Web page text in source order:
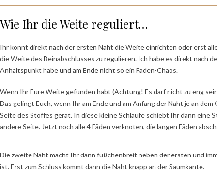
Wie Ihr die Weite reguliert…
Ihr könnt direkt nach der ersten Naht die Weite einrichten oder erst
die Weite des Beinabschlusses zu regulieren. Ich habe es direkt nach
Anhaltspunkt habe und am Ende nicht so ein Faden-Chaos.
Wenn Ihr Eure Weite gefunden habt (Achtung! Es darf nicht zu eng
Das gelingt Euch, wenn Ihr am Ende und am Anfang der Naht je an
Seite des Stoffes gerät. In diese kleine Schlaufe schiebt Ihr dann eine
andere Seite. Jetzt noch alle 4 Fäden verknoten, die langen Fäden
Die zweite Naht macht Ihr dann füßchenbreit neben der ersten und
ist. Erst zum Schluss kommt dann die Naht knapp an der Saumkante.